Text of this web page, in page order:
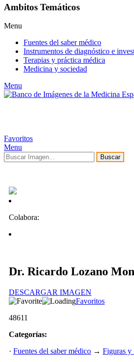
Ambitos Temáticos
Menu
Fuentes del saber médico
Instrumentos de diagnóstico e
Terapias y práctica médica
Medicina y sociedad
Menu
Favoritos
Menu
Buscar
Colabora:
Dr. Ricardo Lozano
DESCARGAR IMAGEN
Favoritos
48611
Categorías:
· Fuentes del saber médico → Figuras y